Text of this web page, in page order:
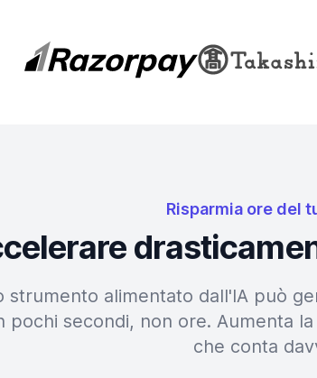
Risparmia ore del
strumento alimentato dall'IA può
pochi secondi, non ore. Aumenta
che conta